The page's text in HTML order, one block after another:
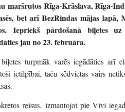
maršrutos Rīga-Krāslava, Rīga-
bet arī BezRindas mājas
Iepriekš pārdošanā biļetes
jau no 23. februāra.
turpmāk varēs iegādāties arī
ietilpībai, taču sēdvietas vairs
reisus, izmantojot pie Vivi